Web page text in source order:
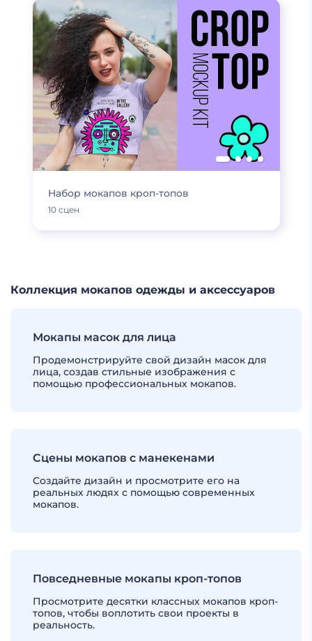
Набор мокапов кроп-топов
10 сцен
Коллекция мокапов одежды и аксессуаров
Мокапы масок для лица
Продемонстрируйте свой дизайн масок для
лица, создав стильные изображения с
помощью профессиональных мокапов.
Сцены мокапов с манекенами
Создайте дизайн и просмотрите его на
реальных людях с помощью современных
мокапов.
Повседневные мокапы кроп-топов
Просмотрите десятки классных мокапов кроп-
топов, чтобы воплотить свои проекты в
реальность.